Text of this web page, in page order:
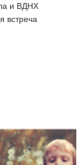
и ВДНХ
встреча